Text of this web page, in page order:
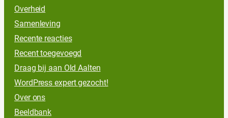
Overheid
Samenleving
Recente reacties
Recent toegevoegd
Draag bij aan Old Aalten
WordPress expert gezocht!
Over ons
Beeldbank